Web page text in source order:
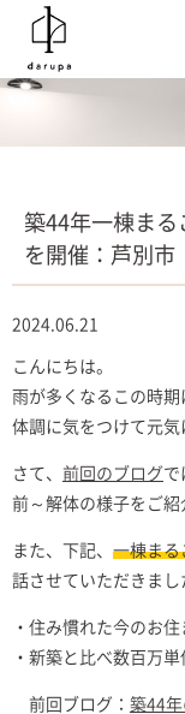
築44年一棟ま
を開催：芦別市
2024.06.21
こんにちは。
雨が多くなるこの時期
体調に気をつけて元気
さて、 前回のブログで
前～解体の様子をご紹
また、下記、 一棟まる
話させていただきまし
・住み慣れた今のお
・新築と比べ数百万
前回ブログ： 築44